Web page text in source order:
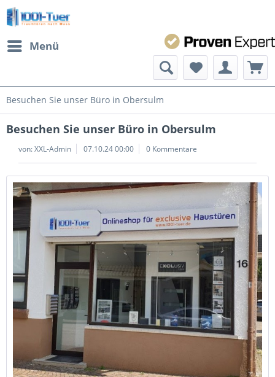
Menü
Besuchen Sie unser Büro in Obersulm
Besuchen Sie unser Büro in Obersulm
von:XXL-Admin 07.10.24 00:00 0 Kommentare